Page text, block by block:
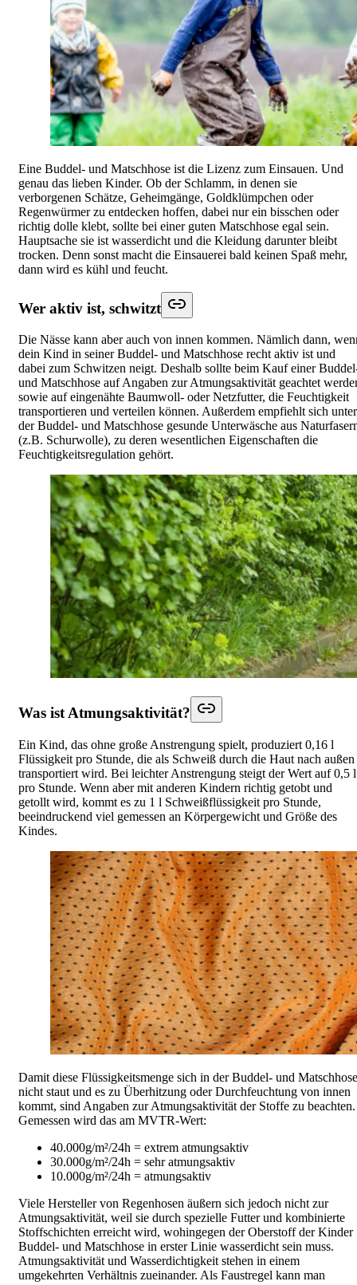
Eine Buddel- und Matschhose ist die Lizenz zum Einsauen. Und
genau das lieben Kinder. Ob der Schlamm, in denen sie
verborgenen Schätze, Geheimgänge, Goldklümpchen oder
Regenwürmer zu entdecken hoffen, dabei nur ein bisschen oder
richtig dolle klebt, sollte bei einer guten Matschhose egal sein.
Hauptsache sie ist wasserdicht und die Kleidung darunter bleibt
trocken. Denn sonst macht die Einsauerei bald keinen Spaß mehr,
dann wird es kühl und feucht.
Wer aktiv ist, schwitzt
Die Nässe kann aber auch von innen kommen. Nämlich dann,
dein Kind in seiner Buddel- und Matschhose recht aktiv ist und
dabei zum Schwitzen neigt. Deshalb sollte beim Kauf einer
und Matschhose auf Angaben zur Atmungsaktivität geachtet
sowie auf eingenähte Baumwoll- oder Netzfutter, die Feuchtigkeit
transportieren und verteilen können. Außerdem empfiehlt sich unter
der Buddel- und Matschhose gesunde Unterwäsche aus
(z.B. Schurwolle), zu deren wesentlichen Eigenschaften die
Feuchtigkeitsregulation gehört.
Was ist Atmungsaktivität?
Ein Kind, das ohne große Anstrengung spielt, produziert 0,16 l
Flüssigkeit pro Stunde, die als Schweiß durch die Haut nach außen
transportiert wird. Bei leichter Anstrengung steigt der Wert auf 0,5 l
pro Stunde. Wenn aber mit anderen Kindern richtig getobt und
getollt wird, kommt es zu 1 l Schweißflüssigkeit pro Stunde,
beeindruckend viel gemessen an Körpergewicht und Größe des
Kindes.
Damit diese Flüssigkeitsmenge sich in der Buddel- und Matschhose
nicht staut und es zu Überhitzung oder Durchfeuchtung von innen
kommt, sind Angaben zur Atmungsaktivität der Stoffe zu beachten.
Gemessen wird das am MVTR-Wert:
40.000g/m²/24h = extrem atmungsaktiv
30.000g/m²/24h = sehr atmungsaktiv
10.000g/m²/24h = atmungsaktiv
Viele Hersteller von Regenhosen äußern sich jedoch nicht zur
Atmungsaktivität, weil sie durch spezielle Futter und kombinierte
Stoffschichten erreicht wird, wohingegen der Oberstoff der Kinder
Buddel- und Matschhose in erster Linie wasserdicht sein muss.
Atmungsaktivität und Wasserdichtigkeit stehen in einem
umgekehrten Verhältnis zueinander. Als Faustregel kann man